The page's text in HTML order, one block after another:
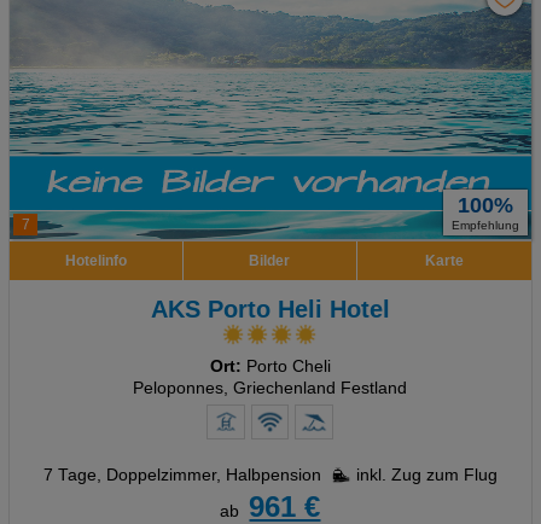
7
100%
Empfehlung
Hotelinfo Bilder Karte
AKS Porto Heli Hotel
Ort: Porto Cheli
Peloponnes, Griechenland Festland
7 Tage, Doppelzimmer, Halbpension
inkl. Zug zum Flug
ab
961 €